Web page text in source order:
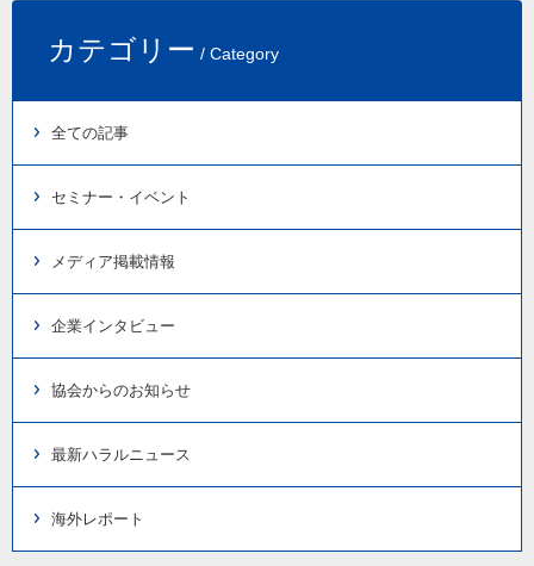
カテゴリー / Category
全ての記事
セミナー・イベント
メディア掲載情報
企業インタビュー
協会からのお知らせ
最新ハラルニュース
海外レポート